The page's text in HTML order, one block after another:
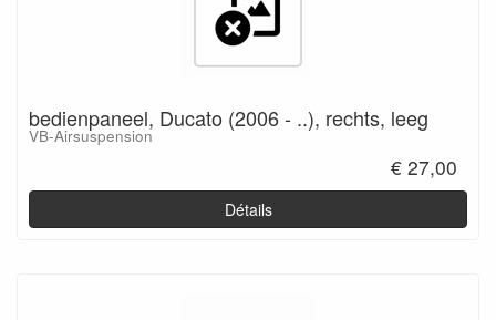
bedienpaneel, Ducato (2006 - ..), rechts, leeg
VB-Airsuspension
€ 27,00
Détails